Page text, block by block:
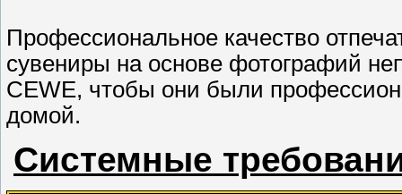
Профессиональное качество
сувениры на основе фотографий
CEWE, чтобы они были
домой.
Системные